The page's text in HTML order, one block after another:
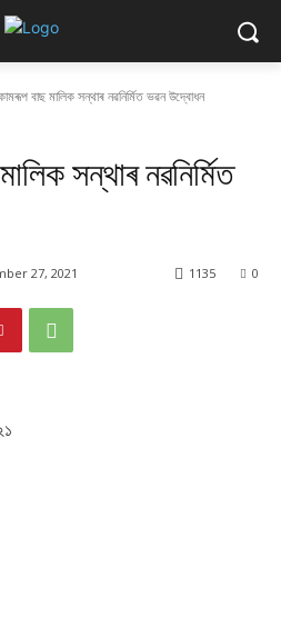
বাছ মালিক সন্থাৰ নৱনিৰ্মিত ভৱন উদ্বোধন
সন্থাৰ নৱনিৰ্মিত
27, 2021 0
1135